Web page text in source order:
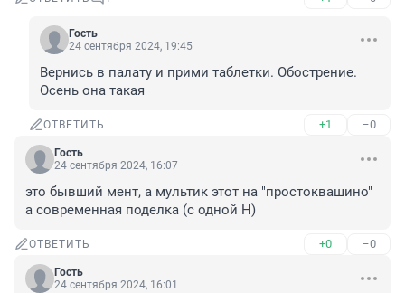
Гость
24 сентября 2024, 19:45
Вернись в палату и прими таблетки. Обострение.
Осень она такая
ОТВЕТИТЬ +1 –0
Гость
24 сентября 2024, 16:07
это бывший мент, а мультик этот на "простоквашино"
а современная поделка (с одной Н)
ОТВЕТИТЬ +0 –0
Гость
24 сентября 2024, 16:01